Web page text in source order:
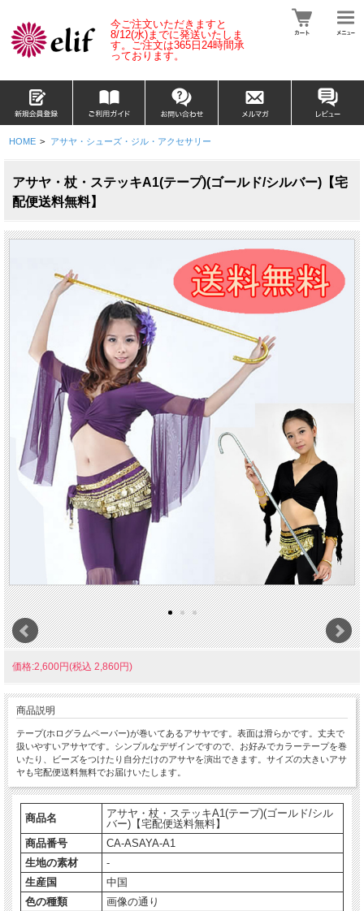
今ご注文いただきますと
8/12(水)までに発送いたしま
す。 ご注文は365日24時間承
っております。
HOME > アサヤ・シューズ・ジル・アクセサリー
アサヤ・杖・ステッキA1(テープ)(ゴールド/シルバー)【宅
配便送料無料】
価格:2,600円(税込 2,860円)
商品説明
テープ(ホログラムペーパー)が巻いてあるアサヤです。表面は滑らかです。丈夫で
扱いやすいアサヤです。シンプルなデザインですので、お好みでカラーテープを巻
いたり、ビーズをつけたり自分だけのアサヤを演出できます。サイズの大きいアサ
ヤも宅配便送料無料でお届けいたします。
商品名
アサヤ・杖・ステッキA1(テープ)(ゴールド/シル
バー)【宅配便送料無料】
商品番号
CA-ASAYA-A1
生地の素材
-
生産国
中国
色の種類
画像の通り